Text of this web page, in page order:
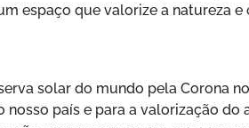
espaço que valorize a natureza e
solar do mundo pela Corona
país e para a valorização do